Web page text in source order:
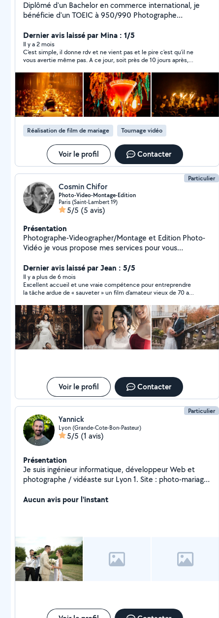
Diplômé d'un Bachelor en commerce international, je
bénéficie d'un TOEIC à 950/990 Photographe
Dernier avis laissé par Mina : 1/5
Il y a 2 mois
C'est simple, il donne rdv et ne vient pas et le pire c'est qu'il ne
vous avertie même pas. A ce jour, soit près de 10 jours après,
Réalisation de film de mariage Tournage vidéo
Voir le profil Contacter
Particulier
Cosmin Chifor
Photo-Video-Montage-Edition
Paris (Saint-Lambert 19)
5/5 (5 avis)
Présentation
Photographe-Videographer/Montage et Edition Photo-
Vidéo je vous propose mes services pour vous
baptêmes , fêtes , st valentin , reunion , pièce de
théâtre , naissances. - PHOTO SOUVENIR, impression
immédiate des photos prises au cours d'une soirée -
Prise de Vues ILLIMITEES livrées sur stick USB + Online -
Photos Corrigées (Adobe Photoshop) - Photobooks -
Video FullHD/4K - Montage video (Adobe Premiere Pro)
Devis personnalisé.
Dernier avis laissé par Jean : 5/5
Il y a plus de 6 mois
Excellent accueil et une vraie compétence pour entreprendre
la tâche ardue de « sauveter » un film d’amateur vieux de 70 ans
Voir le profil Contacter
Particulier
Yannick
Lyon (Grande-Cote-Bon-Pasteur)
5/5 (1 avis)
Présentation
Je suis ingénieur informatique, développeur Web et
photographe / vidéaste sur Lyon 1. Site : photo-mariage
Aucun avis pour l'instant